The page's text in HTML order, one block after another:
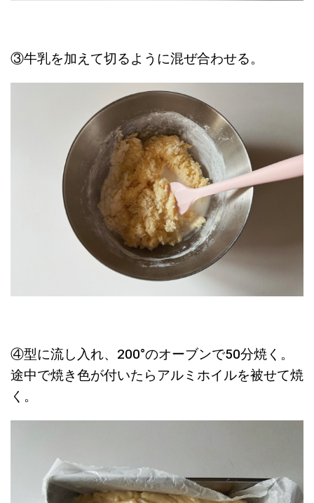
③牛乳を加えて切るように混ぜ合わせる。
④型に流し入れ、200°のオーブンで50分焼く。
途中で焼き色が付いたらアルミホイルを被せて焼
く。